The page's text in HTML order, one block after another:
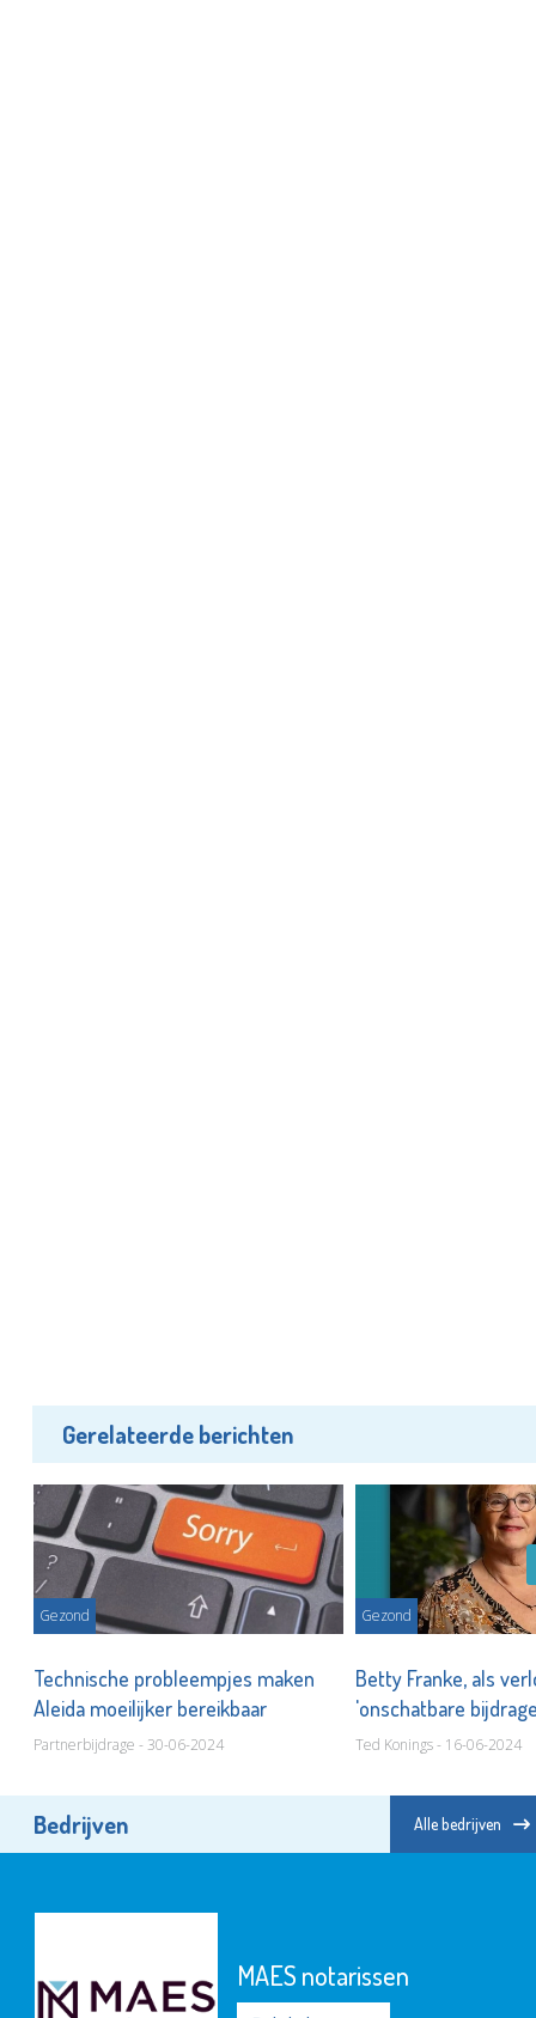
Gerelateerde berichten
Gezond
Technische probleempjes maken
Aleida moeilijker bereikbaar
Partnerbijdrage - 30-06-2024
Gezond
Betty Franke, als
'onschatbare
Ted Konings - 16-06-2024
Bedrijven Alle bedrijven
MAES notarissen